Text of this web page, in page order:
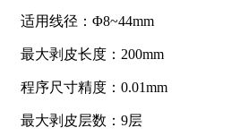
适用线径：Φ8~44mm
最大剥皮长度：200mm
程序尺寸精度：0.01mm
最大剥皮层数：9层